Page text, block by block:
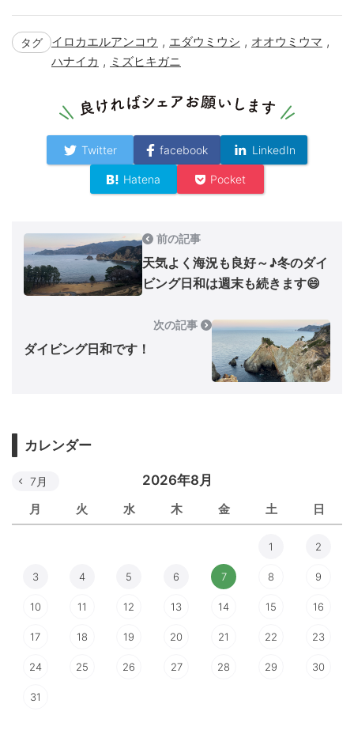
タグ イロカエルアンコウ , エダウミウシ , オオウミウマ ,
ハナイカ , ミズヒキガニ
Twitter facebook LinkedIn
Hatena Pocket
前の記事
天気よく海況も良好～♪冬のダイ
ビング日和は週末も続きます😄
次の記事
ダイビング日和です！
カレンダー
2026年8月
月 火 水 木 金 土 日
7月
1 2
3 4 5 6 7 8 9
10 11 12 13 14 15 16
17 18 19 20 21 22 23
24 25 26 27 28 29 30
31